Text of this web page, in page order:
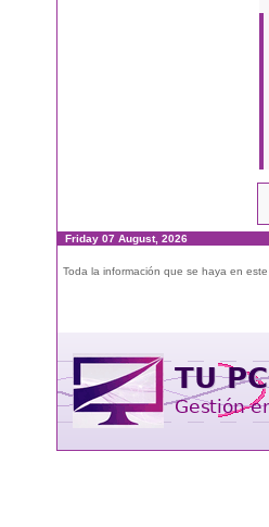
Friday 07 August, 2026
Toda la información que se haya en